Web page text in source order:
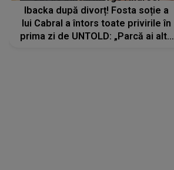
Ibacka după divorț! Fosta soție a
lui Cabral a întors toate privirile în
prima zi de UNTOLD: „Parcă ai altă